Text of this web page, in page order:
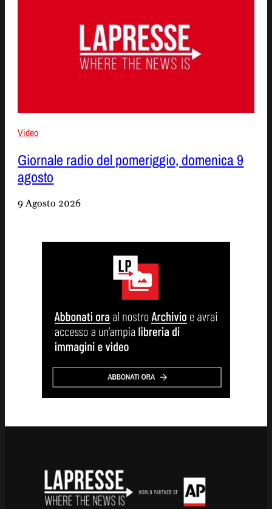
Video
Giornale radio del pomeriggio, domenica 9
agosto
9 Agosto 2026